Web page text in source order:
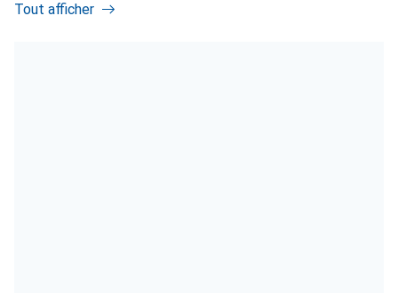
Tout afficher